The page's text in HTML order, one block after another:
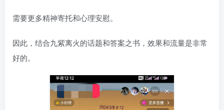
需要更多精神寄托和心理安慰。
因此，结合九紫离火的话题和答案之书，效果和流量是非常
好的。